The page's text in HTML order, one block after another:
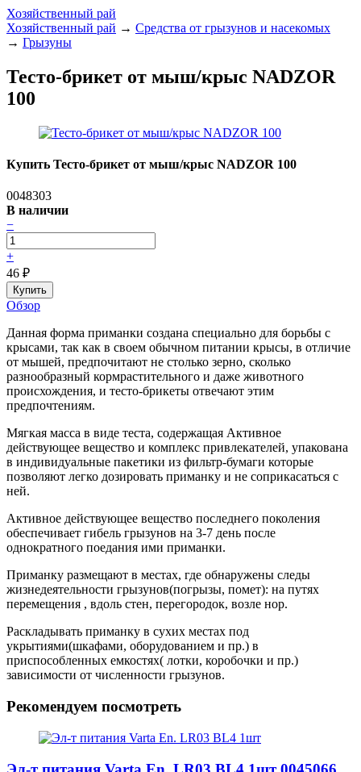
Хозяйственный рай
Хозяйственный рай → Средства от грызунов и насекомых
→ Грызуны
Тесто-брикет от мыш/крыс NADZOR
100
Купить Тесто-брикет от мыш/крыс NADZOR 100
0048303
В наличии
−
+
46 ₽
Обзор
Данная форма приманки создана специально для борьбы с
крысами, так как в своем обычном питании крысы, в отличие
от мышей, предпочитают не столько зерно, сколько
разнообразный кормрастительного и даже животного
происхождения, и тесто-брикеты отвечают этим
предпочтениям.
Мягкая масса в виде теста, содержащая Активное
действующее вещество и комплекс привлекателей, упакована
в индивидуальные пакетики из фильтр-бумаги которые
позволяют легко дозировать приманку и не соприкасаться с
ней.
Активное действующее вещество последнего поколения
обеспечивает гибель грызунов на 3-7 день после
однократного поедания ими приманки.
Приманку размещают в местах, где обнаружены следы
жизнедеятельности грызунов(погрызы, помет): на путях
перемещения , вдоль стен, перегородок, возле нор.
Раскладывать приманку в сухих местах под
укрытиями(шкафами, оборудованием и пр.) в
приспособленных емкостях( лотки, коробочки и пр.)
зависимости от численности грызунов.
Рекомендуем посмотреть